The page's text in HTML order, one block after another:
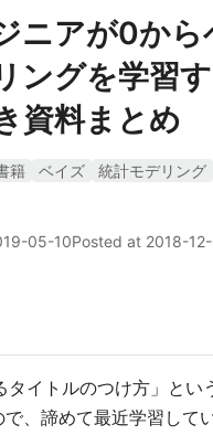
ニアが0から
ングを学習
資料まとめ
籍 ベイズ
統計モデリング
05-10Posted at 2018-
タイトルのつけ方」とい
で、諦めて最近学習して